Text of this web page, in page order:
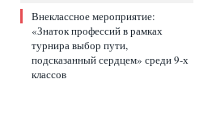
Внеклассное мероприятие:
«Знаток профессий в рамках
турнира выбор пути,
подсказанный сердцем» среди 9-х
классов